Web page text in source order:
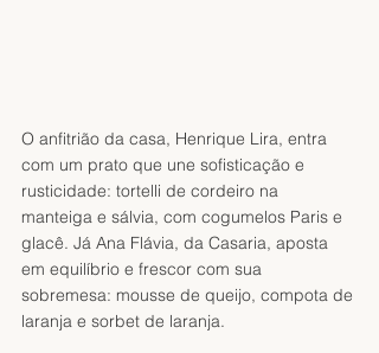
O anfitrião da casa, Henrique Lira, entra
com um prato que une sofisticação e
rusticidade: tortelli de cordeiro na
manteiga e sálvia, com cogumelos Paris e
glacê. Já Ana Flávia, da Casaria, aposta
em equilíbrio e frescor com sua
sobremesa: mousse de queijo, compota de
laranja e sorbet de laranja.